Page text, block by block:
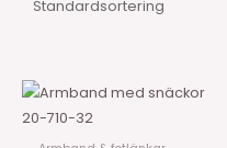
20-710-32